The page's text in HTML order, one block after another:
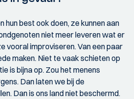
hun best ook doen, ze kunnen aan
niet meer leveren wat er
vooral improviseren. Van een paar
maken. Niet te vaak schieten op
is bijna op. Zou het menens
Dan laten we bij de
Dan is ons land niet beschermd.